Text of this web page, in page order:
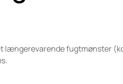
længerevarende fugtmønster